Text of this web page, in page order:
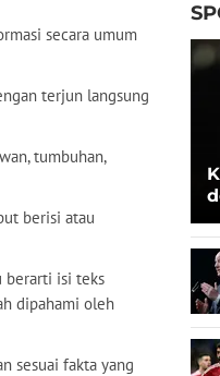
secara umum
terjun langsung
tumbuhan,
berisi atau
berarti isi teks
dipahami oleh
sesuai fakta yang